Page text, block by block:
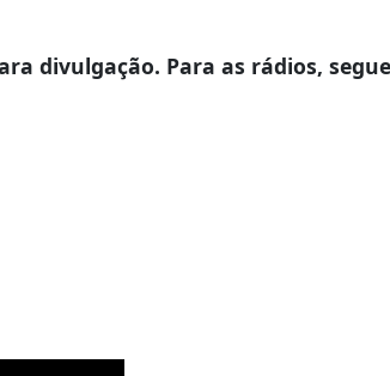
divulgação. Para as rádios,